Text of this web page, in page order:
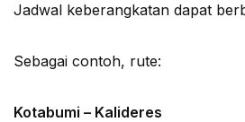
Jadwal keberangkatan dapat
Sebagai contoh, rute:
Kotabumi – Kalideres